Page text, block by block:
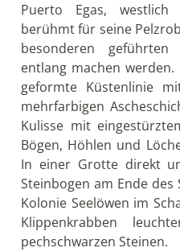
Puerto Egas,
berühmt für seine
besonderen
entlang machen
geformte Küstenlinie
mehrfarbigen
Kulisse mit
Bögen, Höhlen und
In einer Grotte direkt
Steinbogen am Ende
Kolonie Seelöwen im
Klippenkrabben
pechschwarzen Steinen.